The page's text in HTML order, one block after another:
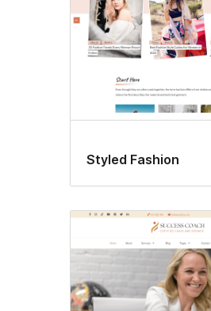
Styled Fashion